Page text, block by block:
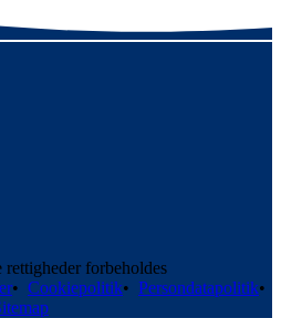
forbeholdes
• Cookiepolitik• Persondatapolitik•